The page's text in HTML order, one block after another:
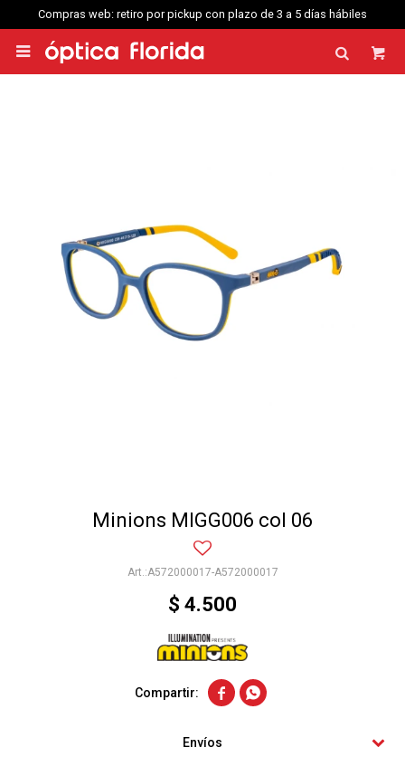
Compras web: retiro por pickup con plazo de 3 a 5 días hábiles

Minions MIGG006 col 06
A572000017-A572000017
$ 4.500
 
Envíos